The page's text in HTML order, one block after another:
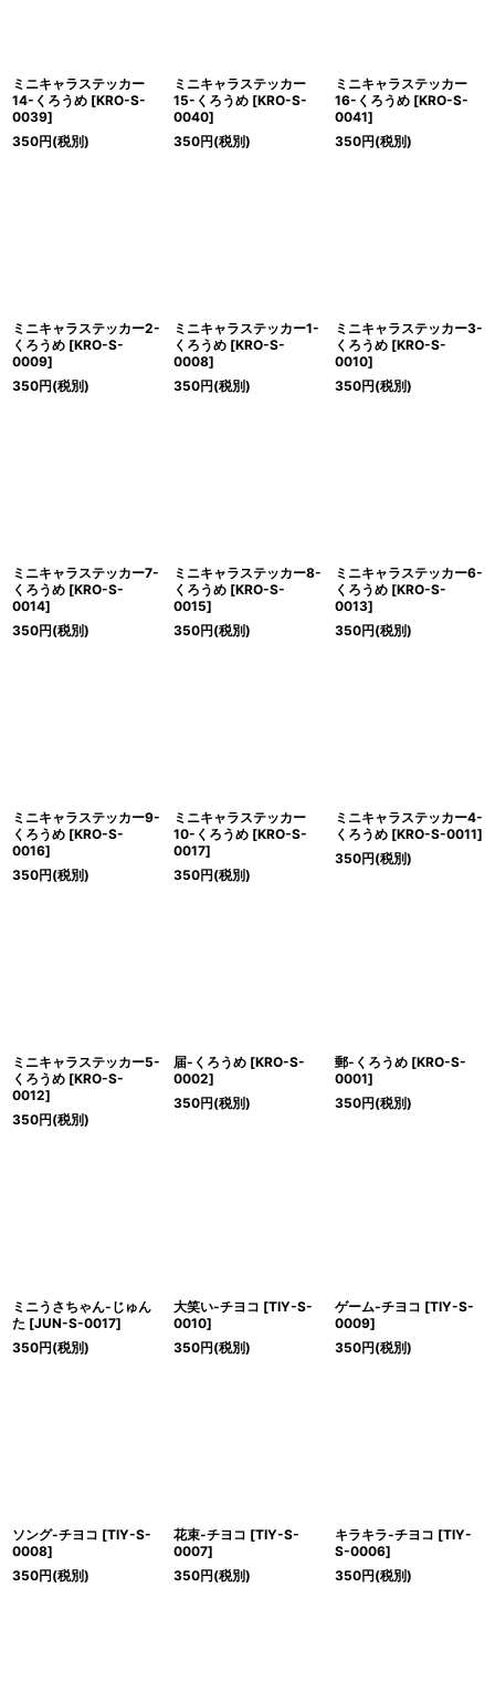
ミニキャラステッカー
14-くろうめ [KRO-S-
0039]
350円(税別)
ミニキャラステッカー
15-くろうめ [KRO-S-
0040]
350円(税別)
ミニキャラステッカー
16-くろうめ [KRO-S-
0041]
350円(税別)
ミニキャラステッカー2-
くろうめ [KRO-S-
0009]
350円(税別)
ミニキャラステッカー1-
くろうめ [KRO-S-
0008]
350円(税別)
ミニキャラステッカー3-
くろうめ [KRO-S-
0010]
350円(税別)
ミニキャラステッカー7-
くろうめ [KRO-S-
0014]
350円(税別)
ミニキャラステッカー8-
くろうめ [KRO-S-
0015]
350円(税別)
ミニキャラステッカー6-
くろうめ [KRO-S-
0013]
350円(税別)
ミニキャラステッカー9-
くろうめ [KRO-S-
0016]
350円(税別)
ミニキャラステッカー
10-くろうめ [KRO-S-
0017]
350円(税別)
ミニキャラステッカー4-
くろうめ [KRO-S-0011]
350円(税別)
ミニキャラステッカー5-
くろうめ [KRO-S-
0012]
350円(税別)
届-くろうめ [KRO-S-
0002]
350円(税別)
郵-くろうめ [KRO-S-
0001]
350円(税別)
ミニうさちゃん-じゅん
た [JUN-S-0017]
350円(税別)
大笑い-チヨコ [TIY-S-
0010]
350円(税別)
ゲーム-チヨコ [TIY-S-
0009]
350円(税別)
ソング-チヨコ [TIY-S-
0008]
350円(税別)
花束-チヨコ [TIY-S-
0007]
350円(税別)
キラキラ-チヨコ [TIY-
S-0006]
350円(税別)